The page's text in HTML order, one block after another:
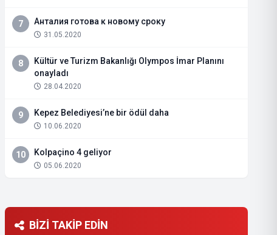
7 Анталия готова к новому сроку
31.05.2020
8
Kültür ve Turizm Bakanlığı Olympos İmar Planını
onayladı
28.04.2020
9 Kepez Belediyesi’ne bir ödül daha
10.06.2020
10 Kolpaçino 4 geliyor
05.06.2020
BİZİ TAKİP EDİN